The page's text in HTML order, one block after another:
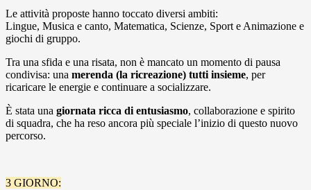
Le attività proposte hanno toccato diversi ambiti:
Lingue, Musica e canto, Matematica, Scienze, Sport e Animazione e
giochi di gruppo.
Tra una sfida e una risata, non è mancato un momento di pausa
condivisa: una merenda (la ricreazione) tutti insieme, per
ricaricare le energie e continuare a socializzare.
È stata una giornata ricca di entusiasmo, collaborazione e spirito
di squadra, che ha reso ancora più speciale l’inizio di questo nuovo
percorso.
3 GIORNO: